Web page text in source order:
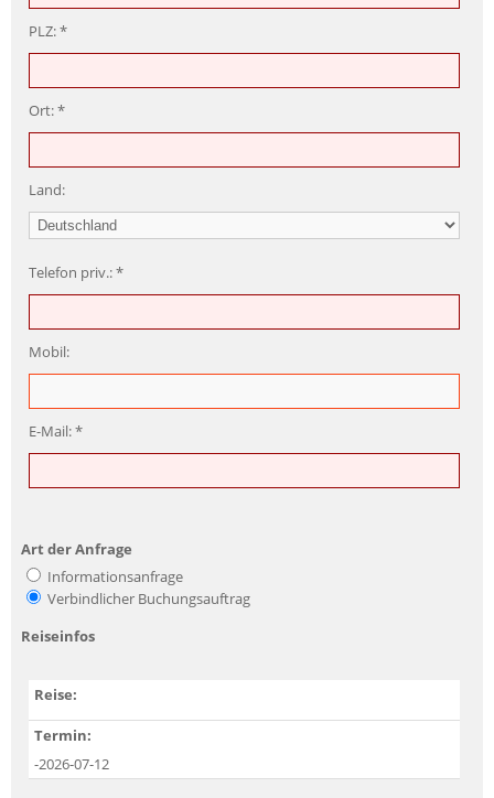
PLZ:
Ort:
Land:
Telefon priv.:
Mobil:
E-Mail:
Art der Anfrage
Informationsanfrage
Verbindlicher Buchungsauftrag
Reiseinfos
Reise:
Termin:
-2026-07-12